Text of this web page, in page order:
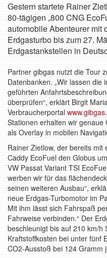
Gestern startete Rainer
80-tägigen „800 CNG
automobile Abenteurer mit
Erdgasturbo bis zum 27.
Erdgastankstellen in
Partner gibgas nutzt die Tour
Datenbanken. „Wir lassen die
geführten
überprüfen“, erklärt Birgit
Verbraucherportal
Stationen erhalten wir genaue
als Overlay in mobilen
Rainer Zietlow, der bereits
Caddy EcoFuel den Globus
VW Passat Variant TSI
werben wir für das
seinen weiteren Ausbau“,
neue Erdgas-Turbomotor im
Mit ihm lässt sich Fahrspaß
Fahrweise verbinden.“ Der
beschleunigt bis auf 210 km/h
Kraftstoffkosten bei unter fünf
CO2-Ausstoß bei 124 Gramm